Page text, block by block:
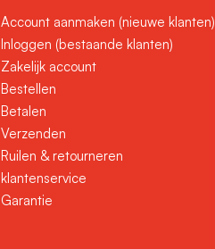
Account aanmaken (nieuwe klanten)
Inloggen (bestaande klanten)
Zakelijk account
Bestellen
Betalen
Verzenden
Ruilen & retourneren
klantenservice
Garantie